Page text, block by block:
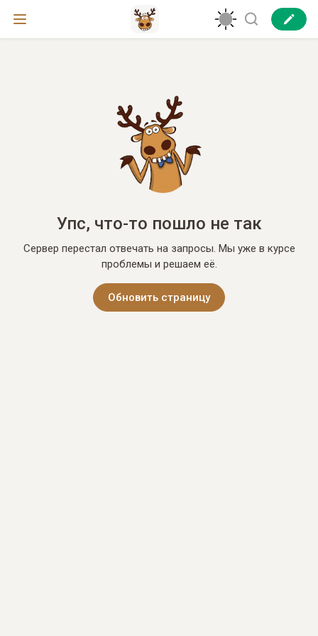
Упс, что-то пошло не так
Сервер перестал отвечать на запросы. Мы уже в курсе
проблемы и решаем её.
Обновить страницу